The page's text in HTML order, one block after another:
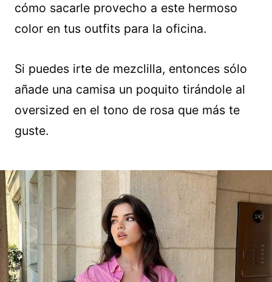
cómo sacarle provecho a este hermoso
color en tus outfits para la oficina.
Si puedes irte de mezclilla, entonces sólo
añade una camisa un poquito tirándole al
oversized en el tono de rosa que más te
guste.